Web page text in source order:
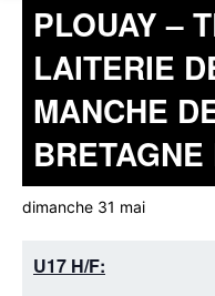
PLOUAY –
LAITERIE
MANCHE
dimanche 31 mai
U17 H/F: